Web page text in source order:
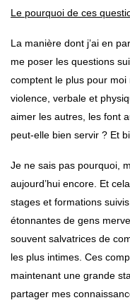
Le pourquoi de ces
La manière dont j’ai en
me poser les questions
comptent le plus pour moi
violence, verbale et
aimer les autres, les font
peut-elle bien servir ? Et
Je ne sais pas pourquoi,
aujourd’hui encore. Et
stages et formations
étonnantes de gens
souvent salvatrices de
les plus intimes. Ces
maintenant une grande
partager mes